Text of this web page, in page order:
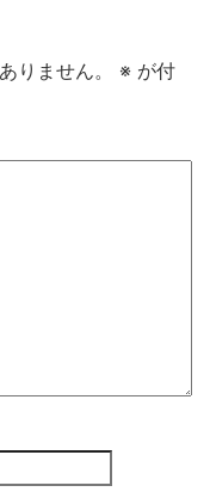
りません。 ※ が付